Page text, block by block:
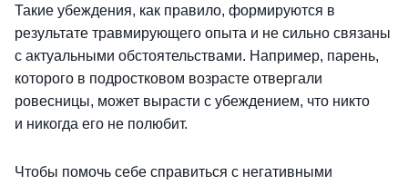
Такие убеждения, как правило, формируются в
результате травмирующего опыта и не сильно связаны
с актуальными обстоятельствами. Например, парень,
которого в подростковом возрасте отвергали
ровесницы, может вырасти с убеждением, что никто
и никогда его не полюбит.
Чтобы помочь себе справиться с негативными